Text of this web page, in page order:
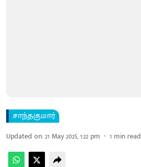
சாந்தகுமார்
Updated on:21 May 2025, 1:22 pm 1 min read